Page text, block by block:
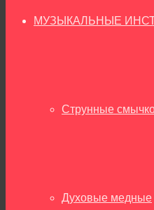
МУЗЫКАЛЬНЫЕ
Струнные
Духовые медные